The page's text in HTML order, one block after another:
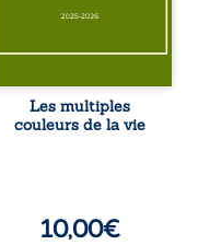
pour en retrouver
Entre souvenirs,
désillusions, Les
multiples couleurs
de la vie explore la
Les multiples
couleurs de la vie
10,00€